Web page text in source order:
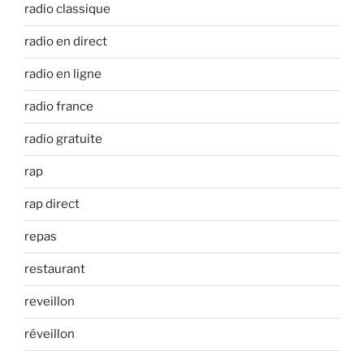
radio classique
radio en direct
radio en ligne
radio france
radio gratuite
rap
rap direct
repas
restaurant
reveillon
réveillon